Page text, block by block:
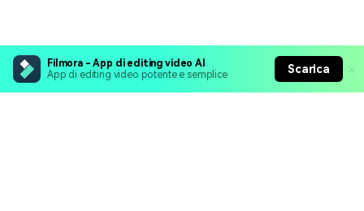
Filmora - App di editing video AI
App di editing video potente e semplice
Scarica